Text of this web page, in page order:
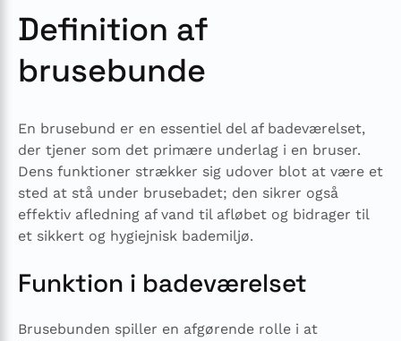
Definition af
brusebunde
En brusebund er en essentiel del af badeværelset,
der tjener som det primære underlag i en bruser.
Dens funktioner strækker sig udover blot at være et
sted at stå under brusebadet; den sikrer også
effektiv afledning af vand til afløbet og bidrager til
et sikkert og hygiejnisk bademiljø.
Funktion i badeværelset
Brusebunden spiller en afgørende rolle i at